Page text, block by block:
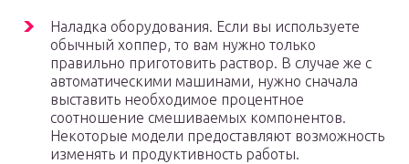
Наладка оборудования. Если вы используете
обычный хоппер, то вам нужно только
правильно приготовить раствор. В случае же с
автоматическими машинами, нужно сначала
выставить необходимое процентное
соотношение смешиваемых компонентов.
Некоторые модели предоставляют возможность
изменять и продуктивность работы.